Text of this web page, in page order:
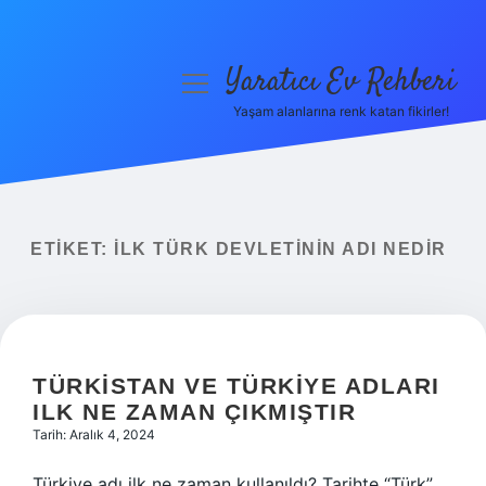
Yasal Uyarı
menüyüYaratıcı Ev Rehberi
Yaşam alanlarına renk katan fikirler!
ETIKET: İLK TÜRK DEVLETININ ADI NEDIR
TÜRKISTAN VE TÜRKIYE ADLARI
ILK NE ZAMAN ÇIKMIŞTIR
Tarih: Aralık 4, 2024